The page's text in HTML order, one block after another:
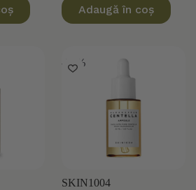
a
fost:
este:
62,55 lei.
Adaugă în coș
-30%
SKIN1004